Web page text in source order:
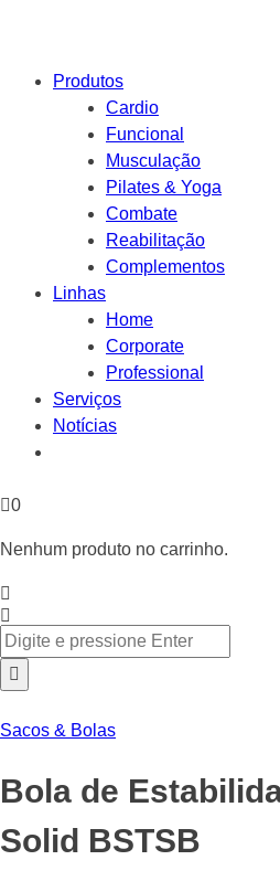
Produtos
Cardio
Funcional
Musculação
Pilates & Yoga
Combate
Reabilitação
Complementos
Linhas
Home
Corporate
Professional
Serviços
Notícias
0
Nenhum produto no carrinho.
Sacos & Bolas
Bola de
Solid BSTSB